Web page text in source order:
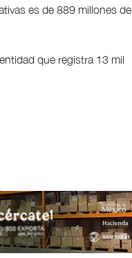
es de 889 millones de
que registra 13 mil